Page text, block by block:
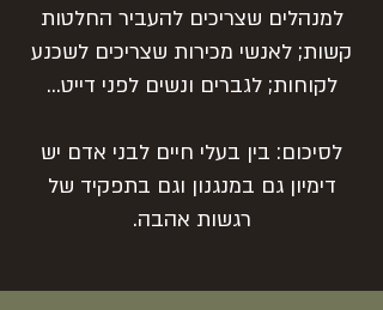
למנהלים שצריכים להעביר החלטות
קשות; לאנשי מכירות שצריכים לשכנע
לקוחות; לגברים ונשים לפני דייט...
לסיכום: בין בעלי חיים לבני אדם יש
דימיון גם במנגנון וגם בתפקיד של
רגשות אהבה.